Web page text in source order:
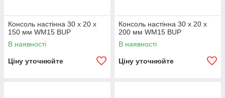
Консоль настінна 30 х 20 х
150 мм WM15 BUP
В наявності
Ціну уточнюйте
Консоль настінна 30 х 20 х
200 мм WM15 BUP
В наявності
Ціну уточнюйте